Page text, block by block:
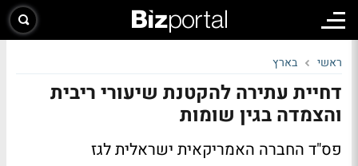
ראשי בארץ
דחיית עתירה להקטנת שיעורי ריבית
והצמדה בגין שומות
פס"ד החברה האמריקאית ישראלית לגז